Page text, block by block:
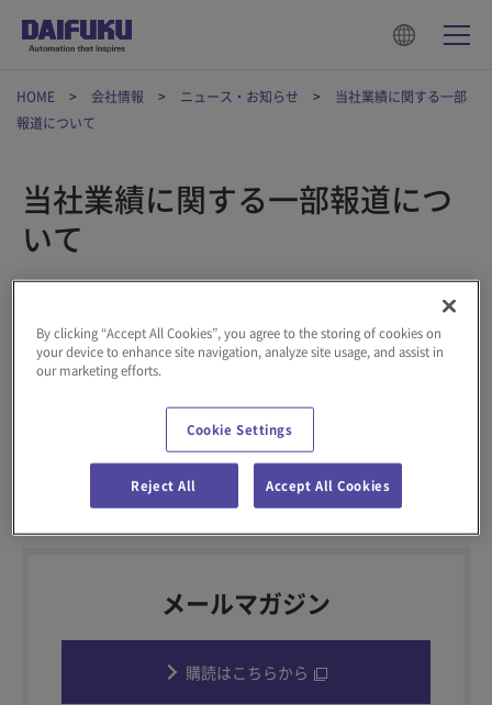
HOME 会社情報 ニュース・お知らせ
当社業績に関する一部
報道について
当社業績に関する一部報道につ
いて
3月15日付けの日本経済新聞で、新型コロナウイルスが当社業績
に与える影響として、「中国企業との取引中止で100億～150億
円の減収」との記事が掲載されましたが、2020年3月期の当社グ
ループ連結業績において決定した事実はありません。
2020年3月期通期業績および2021年3月期通期業績予想は、2020
年5月12日に発表を予定しております。
メールマガジン
購読はこちらから
By clicking “Accept All Cookies”, you agree to the storing of cookies on
your device to enhance site navigation, analyze site usage, and assist in
our marketing efforts.
Cookie Settings
Reject All Accept All Cookies